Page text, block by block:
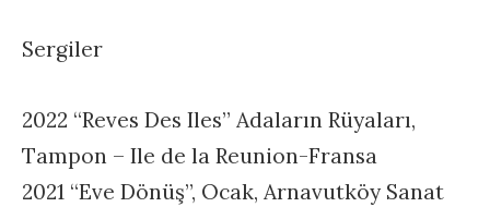
Sergiler
2022 “Reves Des Iles” Adaların Rüyaları,
Tampon – Ile de la Reunion-Fransa
2021 “Eve Dönüş”, Ocak, Arnavutköy Sanat